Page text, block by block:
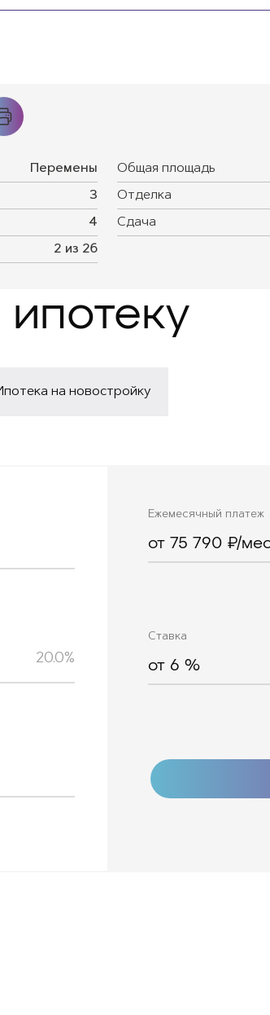
Перемены
3
4
2 из 26
Общая площадь
Отделка
Сдача
ипотеку
на новостройку
20.0%
Ежемесячный платеж
от 75 790 ₽/
Ставка
от 6 %